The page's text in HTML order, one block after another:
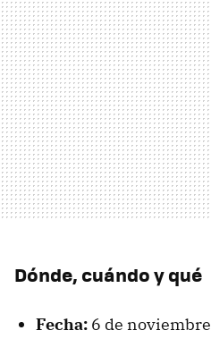
Dónde, cuándo y qué
Fecha: 6 de noviembre